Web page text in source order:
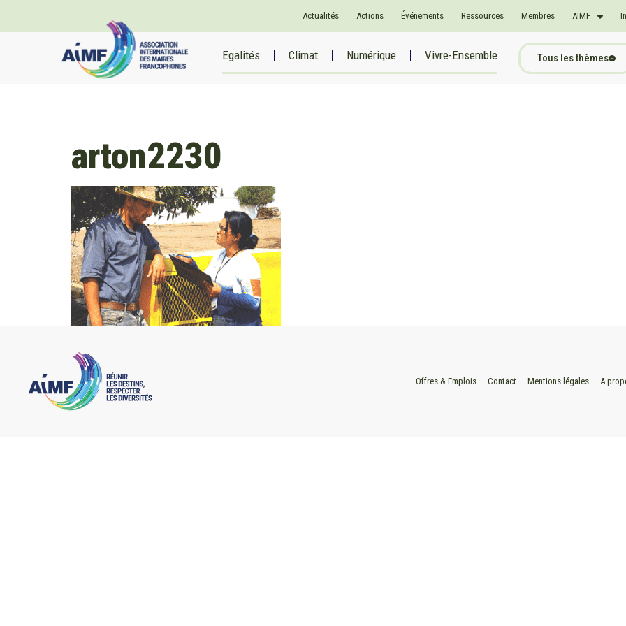
Actualités Actions Événements Ressources Membres AIMF
Egalités Climat Numérique Vivre-Ensemble Tous les thèmes
arton2230
Offres & Emplois Contact Mentions légales A